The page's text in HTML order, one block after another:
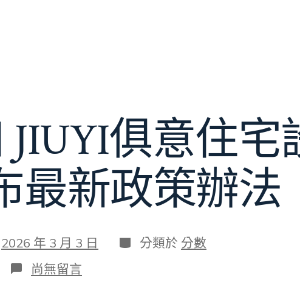
俱意住宅
最新政策辦法
2026 年 3 月 3 日 分
類
分類於 分數
在
〈支
尚無留言